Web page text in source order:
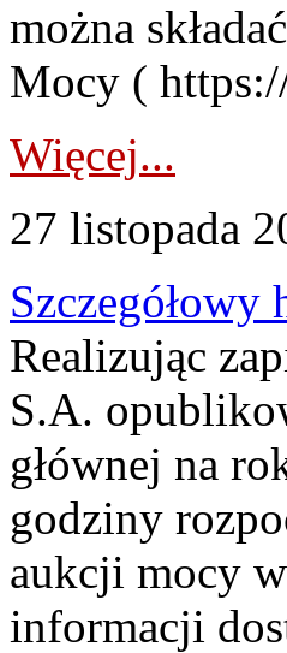
można
Mocy (
Więcej...
27 listopada
Realizując
S.A.
głównej na
godziny
aukcji mocy
informacji